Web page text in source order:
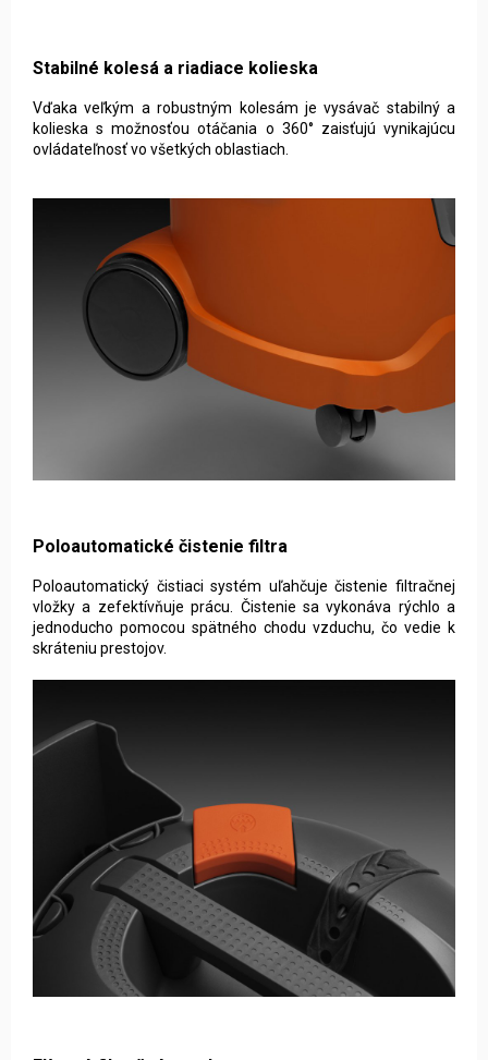
Stabilné kolesá a riadiace kolieska
Vďaka veľkým a robustným kolesám je vysávač stabilný a
kolieska s možnosťou otáčania o 360° zaisťujú vynikajúcu
ovládateľnosť vo všetkých oblastiach.
Poloautomatické čistenie filtra
Poloautomatický čistiaci systém uľahčuje čistenie filtračnej
vložky a zefektívňuje prácu. Čistenie sa vykonáva rýchlo a
jednoducho pomocou spätného chodu vzduchu, čo vedie k
skráteniu prestojov.